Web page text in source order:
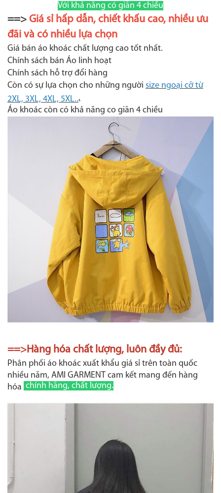
Với khả năng có giãn 4 chiều
==> Giá sỉ hấp dẫn, chiết khấu cao, nhiều ưu
đãi và có nhiều lựa chọn
Giá bán áo khoác chất lượng cao tốt nhất.
Chính sách bán Áo linh hoạt
Chính sách hỗ trợ đổi hàng
Còn có sự lựa chọn cho những người size ngoại cỡ từ
2XL, 3XL, 4XL, 5XL.. .
Áo khoác còn có khả năng co giãn 4 chiều
==>Hàng hóa chất lượng, luôn đầy đủ:
Phân phối áo khoác xuất khẩu giá sỉ trên toàn quốc
nhiều năm, AMI GARMENT cam kết mang đến hàng
hóa chính hãng, chất lượng.